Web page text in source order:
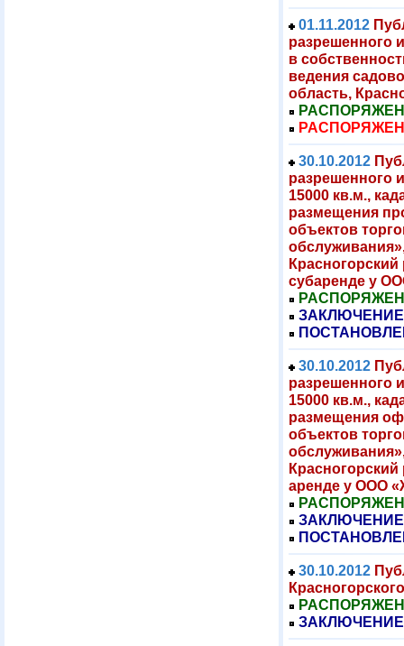
01.11.2012
разрешенного
в
ведения
область,
30.10.2012
разрешенного
15000 кв.м.,
размещения
объектов
субаренде у
ЗАКЛЮЧЕНИЕ
30.10.2012
разрешенного
15000 кв.м.,
размещения
объектов
аренде у ООО
ЗАКЛЮЧЕНИЕ
30.10.2012
ЗАКЛЮЧЕНИЕ